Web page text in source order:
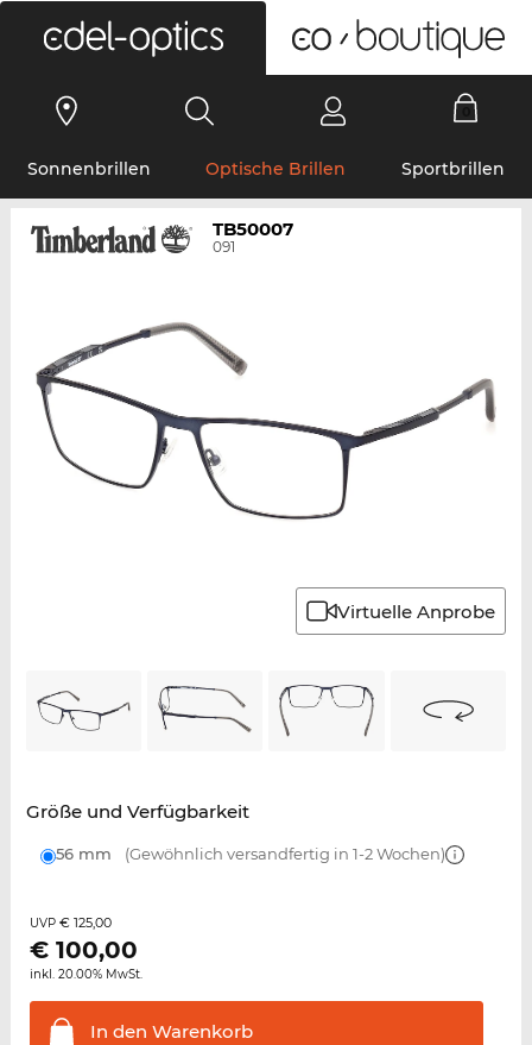
Sonnenbrillen Optische Brillen Sportbrillen
TB50007
091
Virtuelle Anprobe
Größe und Verfügbarkeit
56 mm (Gewöhnlich versandfertig in 1-2 Wochen)
UVP € 125,00
€ 100,00
inkl. 20.00% MwSt.
In den Warenkorb